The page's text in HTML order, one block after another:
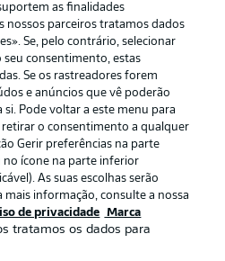
Avisos legais
Aviso de privacidade
Trabalhe conosco
Contato
as finalidades
nossos parceiros tratamos dados
Se, pelo contrário, selecionar
consentimento, estas
Se os rastreadores forem
e anúncios que vê poderão
si. Pode voltar a este menu para
retirar o consentimento a qualquer
Gerir preferências na parte
ícone na parte inferior
As suas escolhas serão
mais informação, consulte a nossa
de privacidade Marca
tratamos os dados para